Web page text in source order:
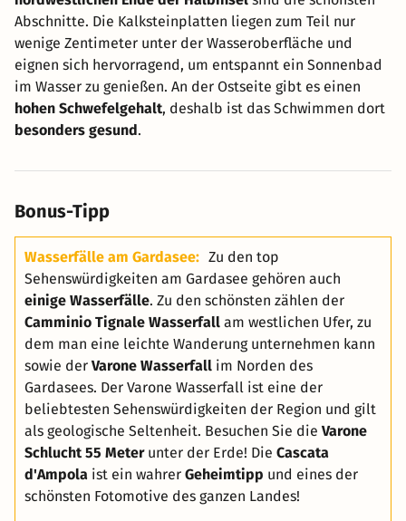
Abschnitte. Die Kalksteinplatten liegen zum Teil nur
wenige Zentimeter unter der Wasseroberfläche und
eignen sich hervorragend, um entspannt ein Sonnenbad
im Wasser zu genießen. An der Ostseite gibt es einen
hohen Schwefelgehalt, deshalb ist das Schwimmen dort
besonders gesund .
Bonus-Tipp
Wasserfälle am Gardasee: Zu den top
Sehenswürdigkeiten am Gardasee gehören auch
einige Wasserfälle. Zu den schönsten zählen der
Camminio Tignale Wasserfall am westlichen Ufer, zu
dem man eine leichte Wanderung unternehmen kann
sowie der Varone Wasserfall im Norden des
Gardasees. Der Varone Wasserfall ist eine der
beliebtesten Sehenswürdigkeiten der Region und gilt
als geologische Seltenheit. Besuchen Sie die Varone
Schlucht 55 Meterunter der Erde! Die Cascata
d'Ampola ist ein wahrer Geheimtipp und eines der
schönsten Fotomotive des ganzen Landes!